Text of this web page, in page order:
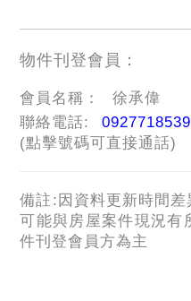
物件刊登會員：
會員名稱：
徐承偉
聯絡電話:
0927718539
(點擊號碼可直接通話)
備註:因資料更新時間
可能與房屋案件現況有
件刊登會員方為主